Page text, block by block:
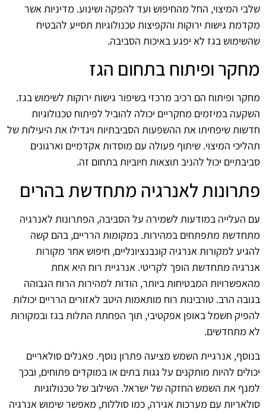
שלבי המיצוי, החל מהחיפוש ועד להפקה ושינוע. מדיניות אשר
מקדמת גישות ירוקות והקפיצות טכנולוגיות תסייע להבטיח
שהשימוש בגז לא יפגע באיכות הסביבה.
מחקר ופיתוח בתחום הגז
מחקר ופיתוח הם רכיב מרכזי בשיפור גישות ירוקות לשימוש בגז.
השקעה במיזמים מחקריים יכולה להוביל לפיתוח טכנולוגיות
חדשות שיפחיתו את ההשפעות הסביבתיות ויגדילו את היעילות של
תהליכי המיצוי. שיתוף פעולה עם מוסדות אקדמיים וארגונים
סביבתיים יכול להניב תוצאות חיוביות בתחום זה.
פתרונות לאנרגיה מתחדשת בהרים
עם העלייה במודעות לשמירה על הסביבה, הפתרונות לאנרגיה
מתחדשת מתפתחים במהירות. במקומות הרריים, בהם קשה
להגיע למקורות אנרגיה קונבנציונליים, חיפוש אחר מקורות
אנרגיה מתחדשת הופך לקריטי. אנרגיית רוח היא אחת
מהאפשרויות המבטיחות ביותר, הודות למהירות הרוח הגבוהה
בגובה הרב. טורבינות רוח מותאמות היטב לאזורים הרריים יכולות
להפיק חשמל באופן אפקטיבי, תוך הפחתת התלות בגז ובמקורות
לא מתחדשים.
בנוסף, אנרגיית השמש מציעה פתרון נוסף. פאנלים סולאריים
יכולים להיות מותקנים על גגות בתים או במוקדים פתוחים, ובכך
למנף את השמש החזקה של ישראל. השילוב של טכנולוגיות
סולאריות עם מערכות אגירה, כמו סוללות, מאפשר שימוש אנרגיה